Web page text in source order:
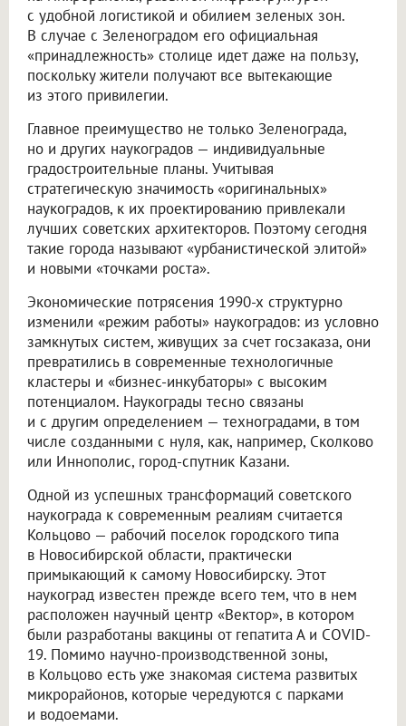
с удобной логистикой и обилием зеленых зон.
В случае с Зеленоградом его официальная
«принадлежность» столице идет даже на пользу,
поскольку жители получают все вытекающие
из этого привилегии.
Главное преимущество не только Зеленограда,
но и других наукоградов — индивидуальные
градостроительные планы. Учитывая
стратегическую значимость «оригинальных»
наукоградов, к их проектированию привлекали
лучших советских архитекторов. Поэтому сегодня
такие города называют «урбанистической элитой»
и новыми «точками роста».
Экономические потрясения 1990-х структурно
изменили «режим работы» наукоградов: из условно
замкнутых систем, живущих за счет госзаказа, они
превратились в современные технологичные
кластеры и «бизнес-инкубаторы» с высоким
потенциалом. Наукограды тесно связаны
и с другим определением — техноградами, в том
числе созданными с нуля, как, например, Сколково
или Иннополис, город-спутник Казани.
Одной из успешных трансформаций советского
наукограда к современным реалиям считается
Кольцово — рабочий поселок городского типа
в Новосибирской области, практически
примыкающий к самому Новосибирску. Этот
наукоград известен прежде всего тем, что в нем
расположен научный центр «Вектор», в котором
были разработаны вакцины от гепатита А и COVID-
19. Помимо научно-производственной зоны,
в Кольцово есть уже знакомая система развитых
микрорайонов, которые чередуются с парками
и водоемами.